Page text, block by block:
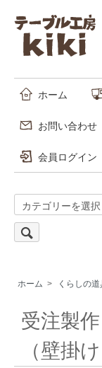
ホーム
お問い合わせ
会員ログイン
ホーム > くらしの道
受注製
（壁掛